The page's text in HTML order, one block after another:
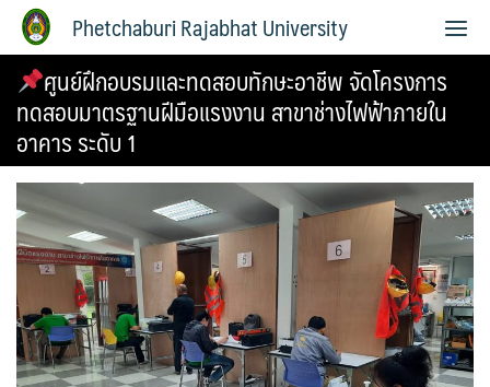
Phetchaburi Rajabhat University
ศูนย์ฝึกอบรมและทดสอบทักษะอาชีพ จัดโครงการ
ทดสอบมาตรฐานฝีมือแรงงาน สาขาช่างไฟฟ้าภายใน
อาคาร ระดับ 1